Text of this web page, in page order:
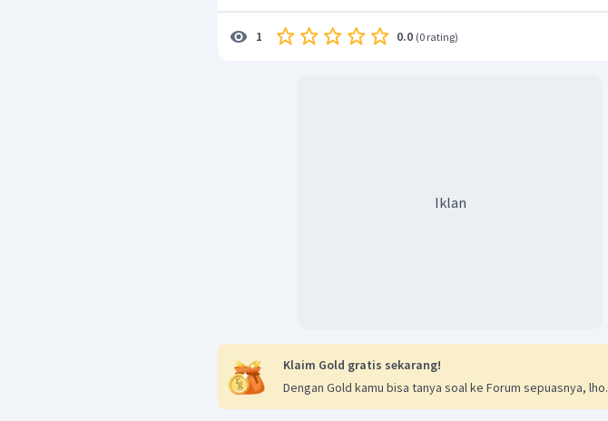
1 0.0 (0 rating)
Iklan
Klaim Gold gratis sekarang!
Dengan Gold kamu bisa tanya soal ke Forum sepuasnya, lho.